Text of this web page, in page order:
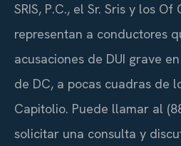
SRIS, P.C., el Sr. Sris y los
representan a conductores
acusaciones de DUI grave
de DC, a pocas cuadras de
Capitolio. Puede llamar al
solicitar una consulta y